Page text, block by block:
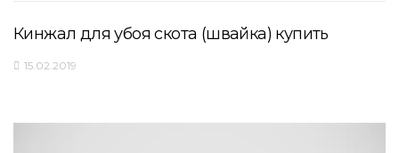
Кинжал для убоя скота (швайка) купить
15.02.2019